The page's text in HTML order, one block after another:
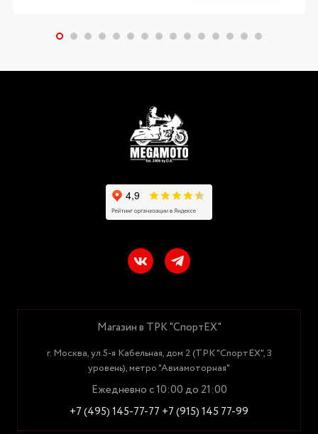
Магазин в ТРК "СпортЕХ"
г. Москва, ул.5-я Кабельная, дом 2 (ТРК "СпортЕХ", 3
уровень), метро "Авиамоторная"
Ежедневно с 10:00 до 21:00
+7 (495) 145-77-77 +7 (915) 145 77-99